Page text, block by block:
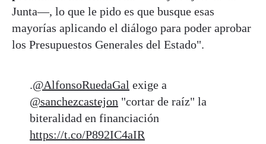
Junta—, lo que le pido es que busque esas
mayorías aplicando el diálogo para poder aprobar
los Presupuestos Generales del Estado".
.@AlfonsoRuedaGal exige a
@sanchezcastejon "cortar de raíz" la
biteralidad en financiación
https://t.co/P892IC4aIR